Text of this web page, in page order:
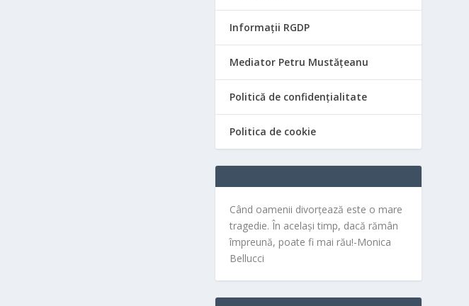
Informații RGDP
Mediator Petru Mustățeanu
Politică de confidențialitate
Politica de cookie
Când oamenii divorțează este o mare
tragedie. În același timp, dacă rămân
împreună, poate fi mai rău!-Monica
Bellucci